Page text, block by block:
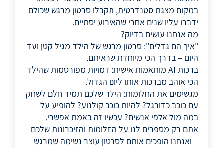
במקום מצגת סטנדרטית, תקבלו סרטון מרגש שכולם
ידברו עליו שנים אחרי שהאירוע יסתיים.
מה אנחנו עושים בדיוק?
"איך הם גדלים": סרטון מרגש של הילד מגיל קטן ועד
היום – בדרך הכי מיוחדת שראיתם.
ברכות AI מותאמות אישית: דמויות מפורסמות שהילד
הכי אוהב מברכות אותו ליום הגדול.
מגשימים את החלומות: הילד שלכם תמיד חלם לשחק
עם כוכב כדורגל? להיות כוכב קולנוע? להופיע על
במה מול אלפי אנשים? עכשיו זה באמת אפשרי.
אתם רק מספרים לנו על החלומות והזיכרונות שלכם
– ואנחנו הופכים אותם לסרטון עוצר נשימה שמרגש